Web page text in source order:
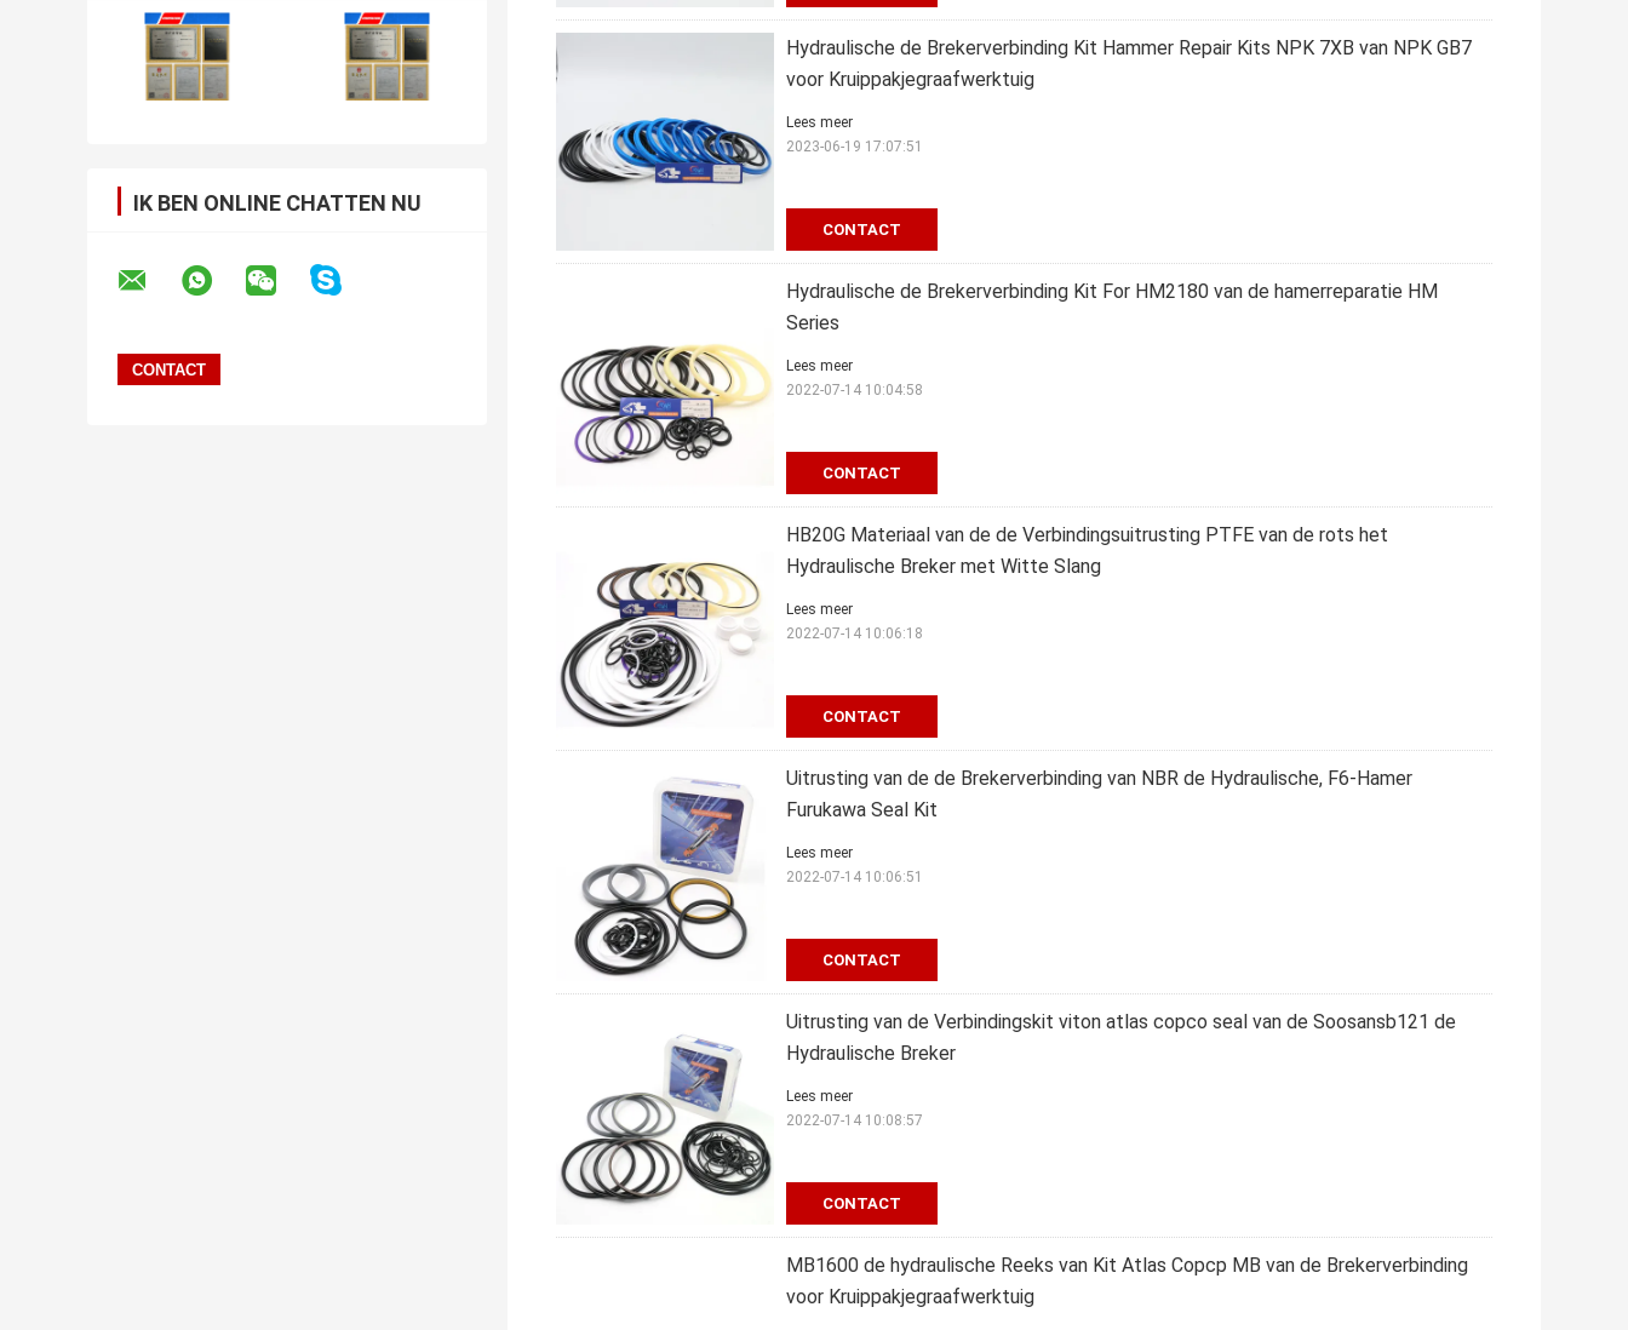
IK BEN ONLINE CHATTEN NU
Hydraulische de Brekerverbinding Kit Hammer Repair Kits NPK 7XB van NPK GB7
voor Kruippakjegraafwerktuig
CONTACT
Lees meer
2023-06-19 17:07:51
Hydraulische de Brekerverbinding Kit For HM2180 van de hamerreparatie HM
Series
CONTACT
Lees meer
2022-07-14 10:04:58
HB20G Materiaal van de de Verbindingsuitrusting PTFE van de rots het
Hydraulische Breker met Witte Slang
CONTACT
Lees meer
2022-07-14 10:06:18
Uitrusting van de de Brekerverbinding van NBR de Hydraulische, F6-Hamer
Furukawa Seal Kit
CONTACT
Lees meer
2022-07-14 10:06:51
Uitrusting van de Verbindingskit viton atlas copco seal van de Soosansb121 de
Hydraulische Breker
CONTACT
Lees meer
2022-07-14 10:08:57
MB1600 de hydraulische Reeks van Kit Atlas Copcp MB van de Brekerverbinding
voor Kruippakjegraafwerktuig